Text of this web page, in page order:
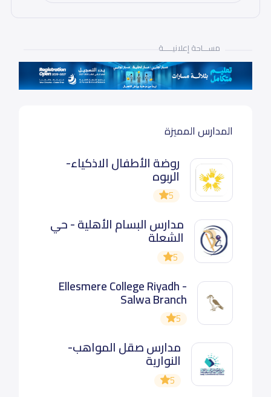
مســـاحة إعلانيـــــة
المدارس المميزة
روضة الأطفال الاذكياء-
الربوه
5
مدارس البسام الأهلية - حي
الشعلة
5
Ellesmere College Riyadh -
Salwa Branch
5
مدارس صقل المواهب-
النوارية
5